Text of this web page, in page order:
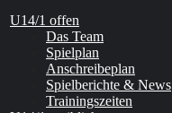
U14/1 offen
Das Team
Spielplan
Anschreibeplan
Spielberichte & News
Trainingszeiten